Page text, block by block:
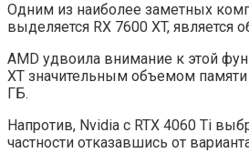
Одним из наиболее заметных
выделяется RX 7600 XT, является
AMD удвоила внимание к этой
XT значительным объемом
ГБ.
Напротив, Nvidia с RTX 4060 Ti
частности отказавшись от